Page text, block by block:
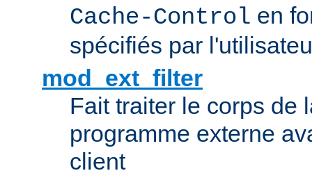
Cache-Control en
spécifiés par
mod_ext_filter
Fait traiter le corps de
programme externe
client